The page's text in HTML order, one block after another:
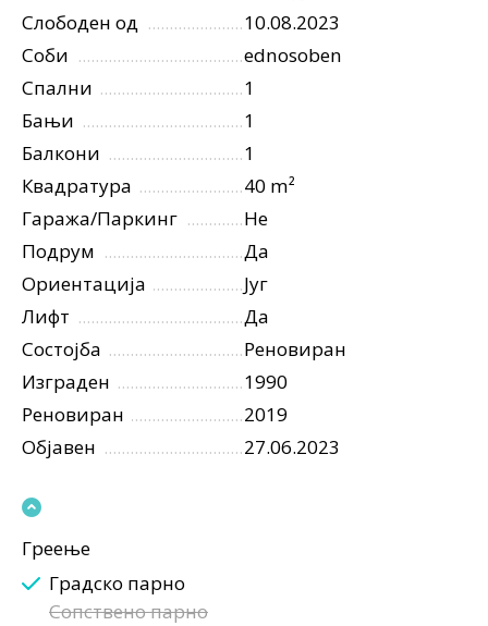
Слободен од
10.08.2023
Соби
ednosoben
Спални
1
Бањи
1
Балкони
1
Квадратура
40 m²
Гаража/Паркинг
Не
Подрум
Да
Ориентација
Југ
Лифт
Да
Состојба
Реновиран
Изграден
1990
Реновиран
2019
Објавен
27.06.2023
Греење
Градско парно
Сопствено парно